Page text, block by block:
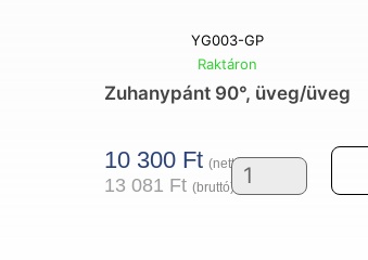
YG003-GP
Raktáron
Zuhanypánt 90°, üveg/üveg
10 300 Ft (nettó)
13 081 Ft (bruttó)Zuhanypánt